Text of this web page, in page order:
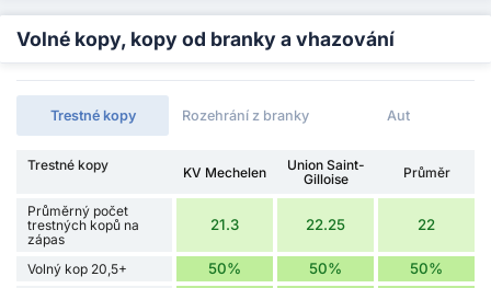
Volné kopy, kopy od branky a vhazování
Trestné kopy Rozehrání z branky Aut
Trestné kopy KV Mechelen
Union Saint-
Gilloise
Průměr
Průměrný počet
trestných kopů na
zápas
21.3 22.25 22
Volný kop 20,5+ 50% 50% 50%